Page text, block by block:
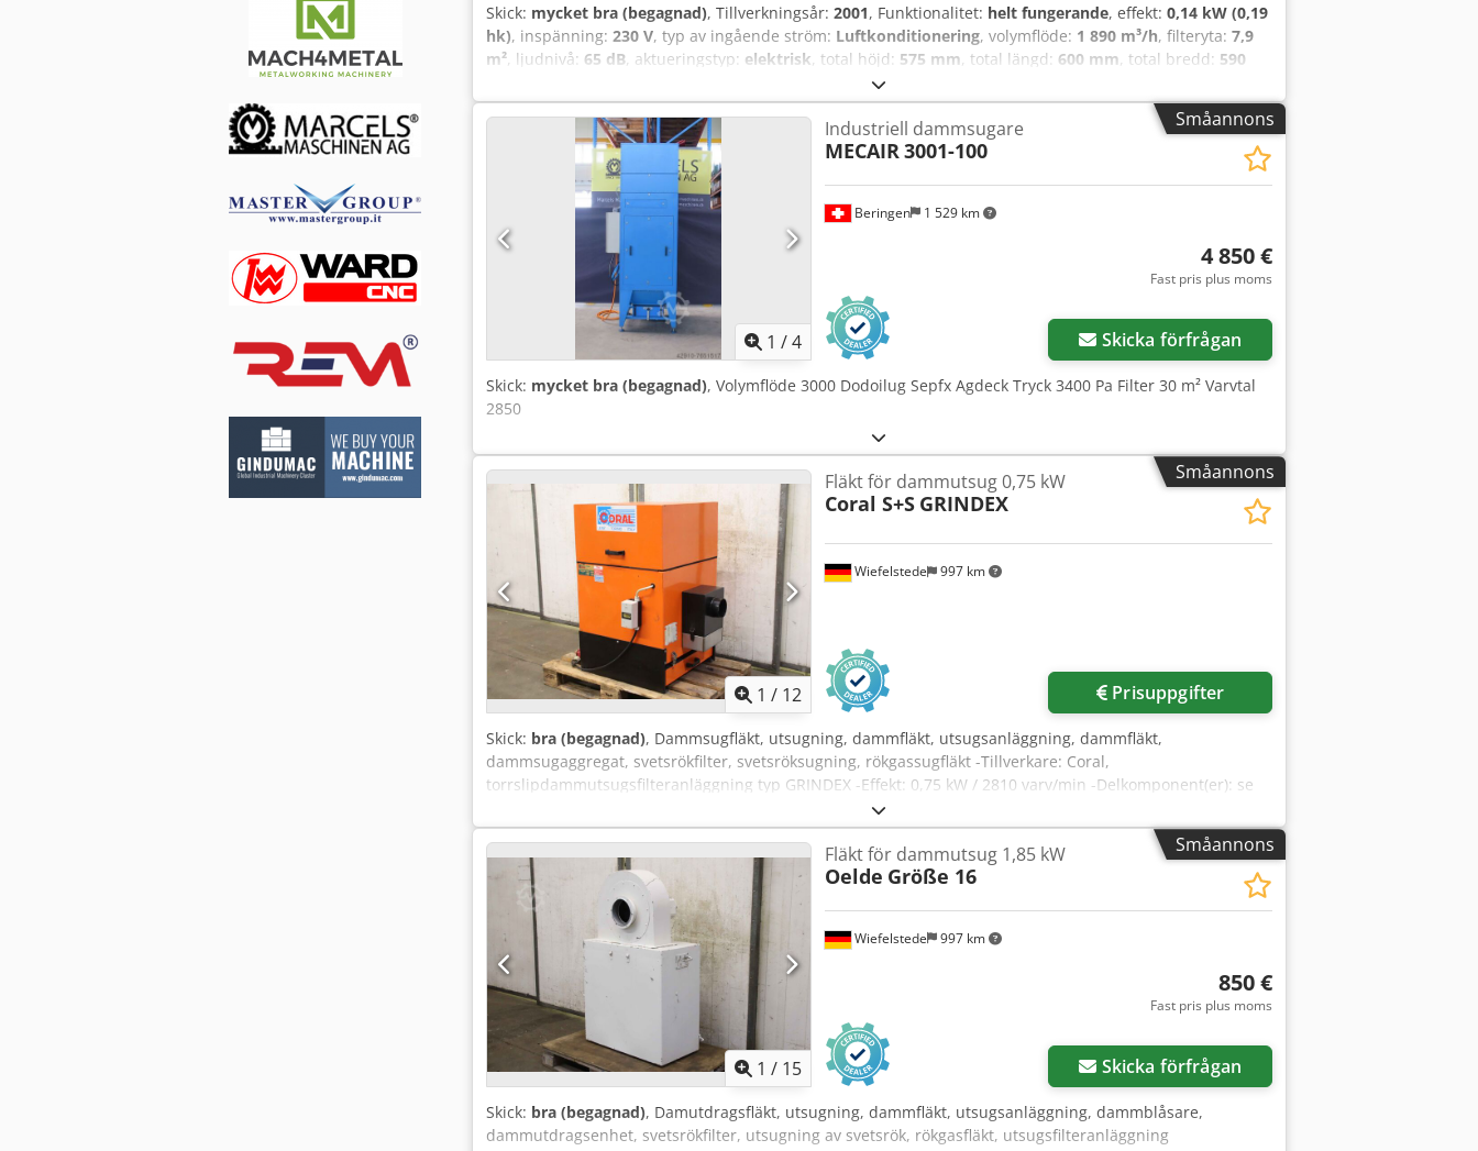
Skick: mycket bra (begagnad), Tillverkningsår: 2001, Funktionalitet: helt fungerande, effekt: 0,14 kW (0,19
hk), inspänning: 230 V, typ av ingående ström: Luftkonditionering, volymflöde: 1 890 m³/h, filteryta: 7,9
m², ljudnivå: 65 dB, aktueringstyp: elektrisk, total höjd: 575 mm, total längd: 600 mm, total bredd: 590
CE-märkning, dokumentation / manual
utsugsanläggning 2 stycken, vänster och höger utsug Utsugsrör kan skruvas fast efter behov, för
närvarande inga installerade, de var tidigare monterade direkt på husets vägg. Mycket gott, fullt
funktionellt skick, naturligtvis helt rengjord. Kan levereras omgående. Dcsdpfx Aozqttcsgdjk
Småannons
1 /4
Beringen 1 529 km
Industriell dammsugare
MECAIR3001-100
4 850 €
Fast pris plus moms
Skicka förfrågan
Skick: mycket bra (begagnad), Volymflöde 3000 Dodoilug Sepfx Agdeck Tryck 3400 Pa Filter 30 m² Varvtal
2850
Småannons
1 / 12
Wiefelstede 997 km
Fläkt för dammutsug 0,75 kW
Coral S+S GRINDEX
Prisuppgifter
Skick: bra (begagnad), Dammsugfläkt, utsugning, dammfläkt, utsugsanläggning, dammfläkt,
dammsugaggregat, svetsrökfilter, svetsröksugning, rökgassugfläkt -Tillverkare: Coral,
torrslipdammutsugsfilteranläggning typ GRINDEX -Effekt: 0,75 kW / 2810 varv/min -Delkomponent(er): se
bilder -Mått: 855/750/H1085 mm -Vikt: 120 kg Dcedpforw A U Iox Agdek
Småannons
1 / 15
Wiefelstede 997 km
Fläkt för dammutsug 1,85 kW
Oelde Größe 16
850 €
Fast pris plus moms
Skicka förfrågan
Skick: bra (begagnad), Damutdragsfläkt, utsugning, dammfläkt, utsugsanläggning, dammblåsare,
dammutdragsenhet, svetsrökfilter, utsugning av svetsrök, rökgasfläkt, utsugsfilteranläggning